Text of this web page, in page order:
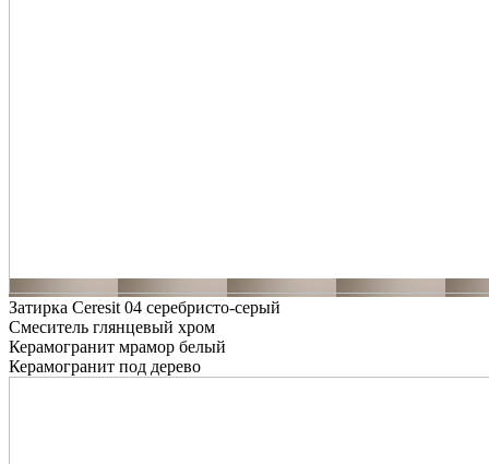
Затирка Ceresit 04 серебристо-серый
Смеситель глянцевый хром
Керамогранит мрамор белый
Керамогранит под дерево